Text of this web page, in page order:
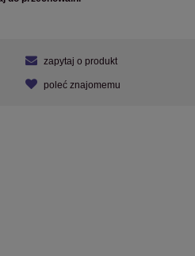
zapytaj o produkt
poleć znajomemu